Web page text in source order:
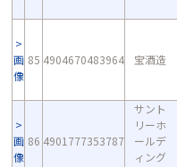
画
像
85 4904670483964 宝酒造
画
像
86 4901777353787
サント
リーホ
ールデ
ィング